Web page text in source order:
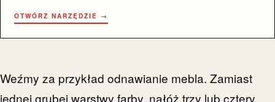
OTWÓRZ NARZĘDZIE →
Weźmy za przykład odnawianie mebla. Zamiast
jednej grubej warstwy farby, nałóż trzy lub cztery